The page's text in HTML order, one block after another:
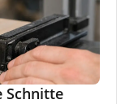
Schnitte